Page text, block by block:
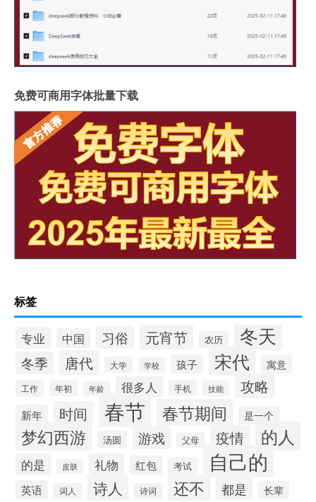
免费可商用字体批量下载
标签
专业 中国 习俗 元宵节 农历 冬天
冬季 唐代 大学 学校 孩子 宋代 寓意
工作 年初 年龄 很多人 手机 技能 攻略
新年 时间 春节 春节期间 是一个
梦幻西游 汤圆 游戏 父母 疫情 的人
的是 皮肤 礼物 红包 考试 自己的
英语 词人 诗人 诗词 还不 都是 长辈